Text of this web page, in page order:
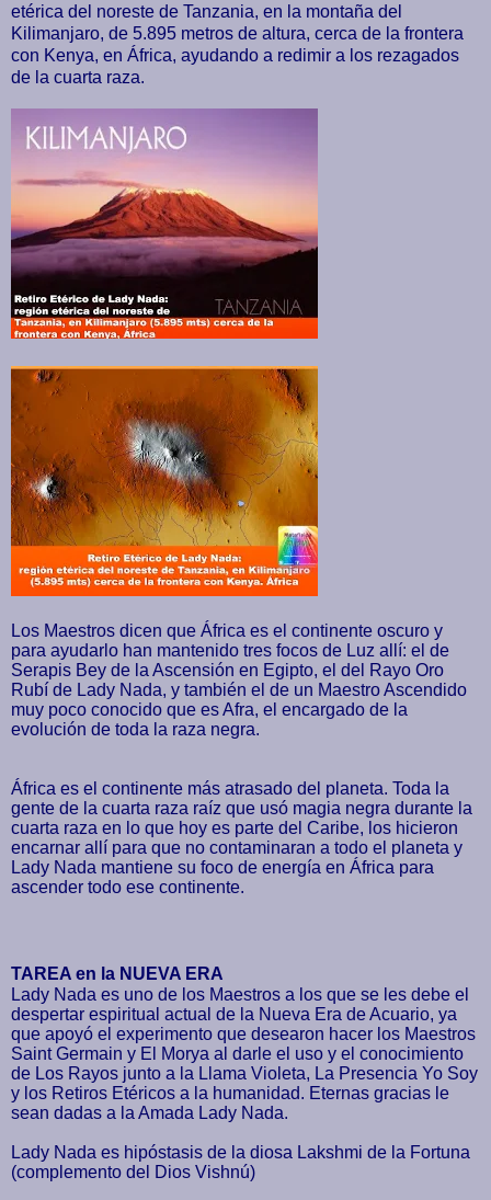
etérica del noreste de Tanzania, en la montaña del
Kilimanjaro, de 5.895 metros de altura, cerca de la frontera
con Kenya, en África, ayudando a redimir a los rezagados
de la cuarta raza.
Los Maestros dicen que África es el continente oscuro y
para ayudarlo han mantenido tres focos de Luz allí: el de
Serapis Bey de la Ascensión en Egipto, el del Rayo Oro
Rubí de Lady Nada, y también el de un Maestro Ascendido
muy poco conocido que es Afra, el encargado de la
evolución de toda la raza negra.
África es el continente más atrasado del planeta. Toda la
gente de la cuarta raza raíz que usó magia negra durante la
cuarta raza en lo que hoy es parte del Caribe, los hicieron
encarnar allí para que no contaminaran a todo el planeta y
Lady Nada mantiene su foco de energía en África para
ascender todo ese continente.
TAREA en la NUEVA ERA
Lady Nada es uno de los Maestros a los que se les debe el
despertar espiritual actual de la Nueva Era de Acuario, ya
que apoyó el experimento que desearon hacer los Maestros
Saint Germain y El Morya al darle el uso y el conocimiento
de Los Rayos junto a la Llama Violeta, La Presencia Yo Soy
y los Retiros Etéricos a la humanidad. Eternas gracias le
sean dadas a la Amada Lady Nada.
Lady Nada es hipóstasis de la diosa Lakshmi de la Fortuna
(complemento del Dios Vishnú)